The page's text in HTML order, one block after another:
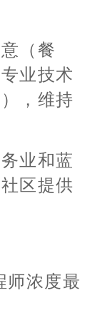
（餐
业技术
，维持
业和蓝
区提供
师浓度最